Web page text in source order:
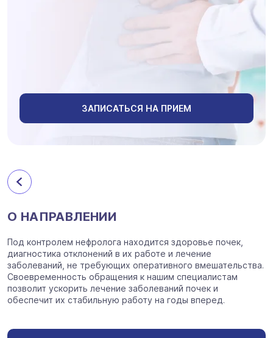
ЗАПИСАТЬСЯ НА ПРИЕМ
О НАПРАВЛЕНИИ
Под контролем нефролога находится здоровье почек,
диагностика отклонений в их работе и лечение
заболеваний, не требующих оперативного вмешательства.
Своевременность обращения к нашим специалистам
позволит ускорить лечение заболеваний почек и
обеспечит их стабильную работу на годы вперед.